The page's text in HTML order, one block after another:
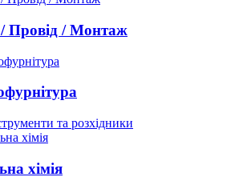
Провід / Монтаж
та розхідники
хімія